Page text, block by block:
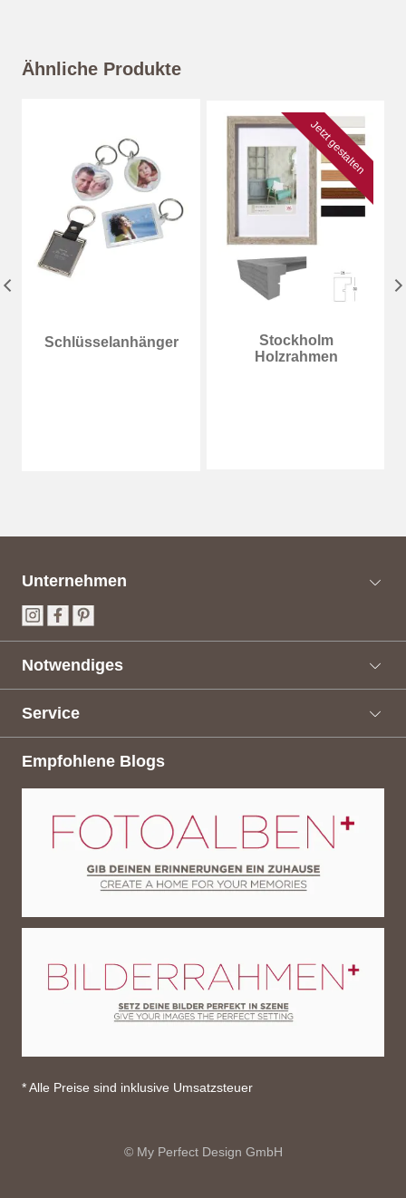
Ähnliche Produkte
Schlüsselanhänger
Jetzt gestalten
Stockholm
Holzrahmen
Unternehmen
Notwendiges
Service
Empfohlene Blogs
* Alle Preise sind inklusive Umsatzsteuer
© My Perfect Design GmbH